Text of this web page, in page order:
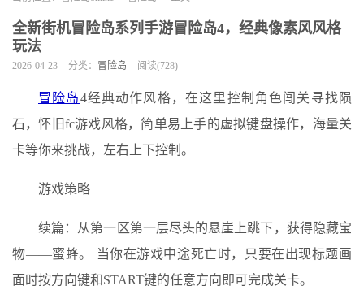
全新街机冒险岛系列手游冒险岛4，经典像素风风格
玩法
2026-04-23 分类： 冒险岛 阅读(728)
冒险岛4经典动作风格，在这里控制角色闯关寻找陨
石，怀旧fc游戏风格，简单易上手的虚拟键盘操作，海量关
卡等你来挑战，左右上下控制。
游戏策略
续篇：从第一区第一层尽头的悬崖上跳下，获得隐藏宝
物——蜜蜂。 当你在游戏中途死亡时，只要在出现标题画
面时按方向键和START键的任意方向即可完成关卡。